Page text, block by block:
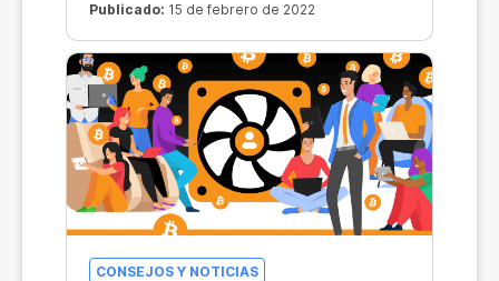
Publicado: 15 de febrero de 2022
CONSEJOS Y NOTICIAS